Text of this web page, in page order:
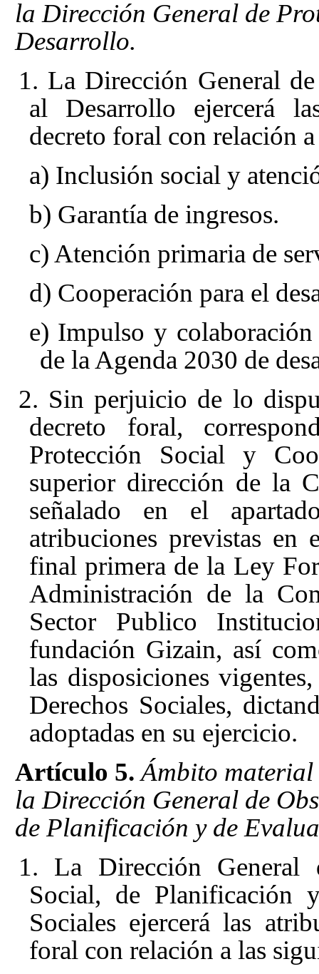
la Dirección General de
Desarrollo.
1. La Dirección General
al Desarrollo ejercerá
decreto foral con relación
a) Inclusión social y
b) Garantía de ingresos.
c) Atención primaria de
d) Cooperación para el
e) Impulso y
de la Agenda 2030 de
2. Sin perjuicio de lo
decreto foral,
Protección Social y
superior dirección de la
señalado en el
atribuciones previstas
final primera de la Ley
Administración de la
Sector Publico
fundación Gizain, así
las disposiciones
Derechos Sociales,
adoptadas en su ejercicio.
Artículo 5. Ámbito material
la Dirección General de
de Planificación y de
1. La Dirección General
Social, de Planificación
Sociales ejercerá las
foral con relación a las